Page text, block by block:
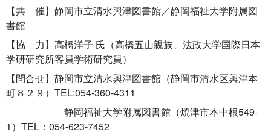
【共 催】静岡市立清水興津図書館／静岡福祉大学附属図
書館
【協 力】高橋洋子 氏（高橋五山親族、法政大学国際日本
学研研究所客員学術研究員）
【問合せ】静岡市立清水興津図書館（静岡市清水区興津本
町８２９） TEL:054-360-4311
静岡福祉大学附属図書館（焼津市本中根549-
1 ） TEL ： 054-623-7452